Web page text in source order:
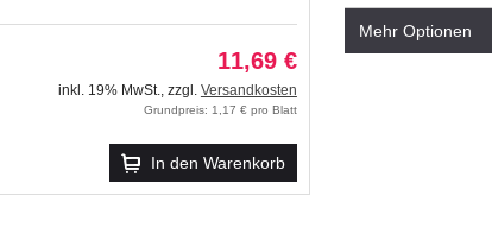
11,69 €
inkl. 19% MwSt., zzgl. Versandkosten
Grundpreis: 1,17 € pro Blatt
In den Warenkorb
26 rosa
Mehr Optionen